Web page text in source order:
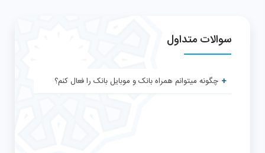
سوالات متداول
چگونه میتوانم همراه بانک و موبایل بانک را فعال کنم؟